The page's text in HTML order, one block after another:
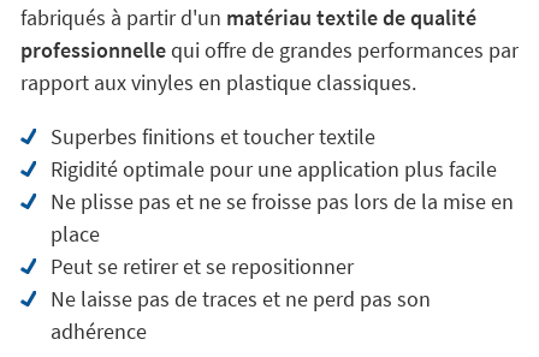
fabriqués à partir d'un matériau textile de qualité
professionnellequi offre de grandes performances par
rapport aux vinyles en plastique classiques.
Superbes finitions et toucher textile
Rigidité optimale pour une application plus facile
Ne plisse pas et ne se froisse pas lors de la mise en
place
Peut se retirer et se repositionner
Ne laisse pas de traces et ne perd pas son
adhérence